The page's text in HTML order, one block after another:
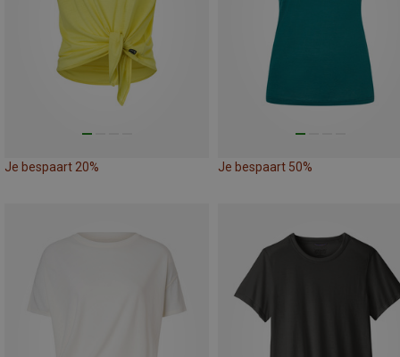
Je bespaart 20% Je bespaart 50%